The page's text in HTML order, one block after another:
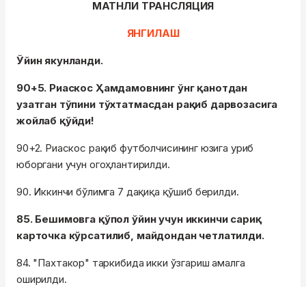
МАТНЛИ ТРАНСЛЯЦИЯ
ЯНГИЛАШ
Ўйин якунланди.
90+5. Риаскос Ҳамдамовнинг ўнг қанотдан
узатган тўпини тўхтатмасдан рақиб дарвозасига
жойлаб қўйди!
90+2. Риаскос рақиб футболчисининг юзига уриб
юборгани учун огоҳлантирилди.
90. Иккинчи бўлимга 7 дақиқа қўшиб берилди.
85. Бешимовга қўпол ўйин учун иккинчи сариқ
карточка кўрсатилиб, майдондан четлатилди.
84. "Пахтакор" таркибида икки ўзгариш амалга
оширилди.